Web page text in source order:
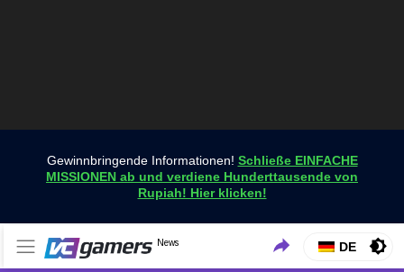
Gewinnbringende Informationen! Schließe EINFACHE
MISSIONEN ab und verdiene Hunderttausende von
Rupiah! Hier klicken!
VCGamers-Neuigkeiten
News
Holen Sie sich die neuesten Spielnachrichten nur bei
VCGamers
DE